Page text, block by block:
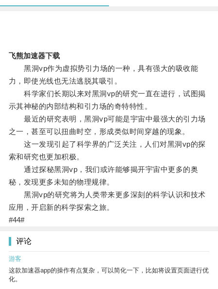
飞熊加速器下载
黑洞vp作为虚拟势引力场的一种，具有强大的吸收能
力，即使光线也无法逃脱其吸引。
科学家们长期以来对黑洞vp的研究一直在进行，试图揭
示其神秘的内部结构和引力场的奇特特性。
最近的研究表明，黑洞vp可能是宇宙中最强大的引力场
之一，甚至可以扭曲时空，形成类似时间穿越的现象。
这一发现引起了科学界的广泛关注，人们对黑洞vp的探
索和研究也更加积极。
通过探秘黑洞vp，我们或许能够揭开宇宙中更多的奥
秘，发现更多未知的物理规律。
黑洞vp的研究将为人类带来更多深刻的科学认识和技术
应用，开启新的科学探索之旅。
#44#
评论
游客
这款加速器app的操作有点复杂，可以简化一下，比如将设置页面进行优
化。